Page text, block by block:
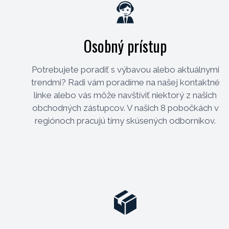
Osobný prístup
Potrebujete poradiť s výbavou alebo aktuálnymi
trendmi? Radi vám poradíme na našej kontaktné
linke alebo vás môže navštíviť niektorý z našich
obchodných zástupcov. V našich 8 pobočkách v
regiónoch pracujú tímy skúsených odborníkov.